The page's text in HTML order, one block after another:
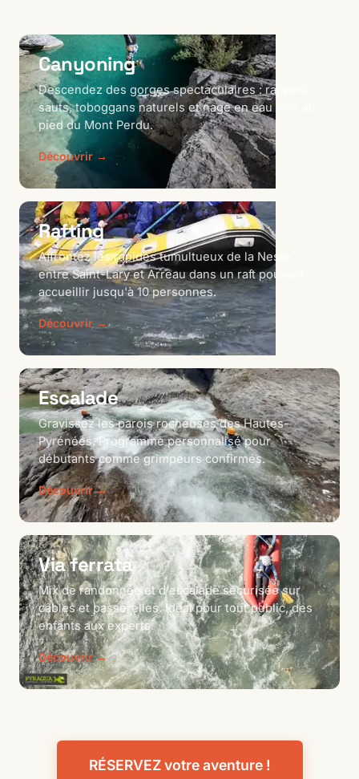
Canyoning
Descendez des gorges spectaculaires : rappels,
sauts, toboggans naturels et nage en eau vive au
pied du Mont Perdu.
Découvrir →
Rafting
Affrontez les rapides tumultueux de la Neste
entre Saint-Lary et Arreau dans un raft pouvant
accueillir jusqu'à 10 personnes.
Découvrir →
Escalade
Gravissez les parois rocheuses des Hautes-
Pyrénées. Programme personnalisé pour
débutants comme grimpeurs confirmés.
Découvrir →
Via ferrata
Mix de randonnée et d'escalade sécurisée sur
câbles et passerelles. Idéal pour tout public, des
enfants aux experts.
Découvrir →
RÉSERVEZ votre aventure !